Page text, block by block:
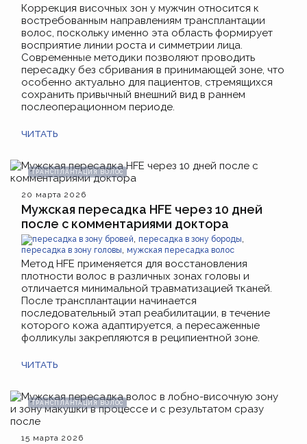
Коррекция височных зон у мужчин относится к
востребованным направлениям трансплантации
волос, поскольку именно эта область формирует
восприятие линии роста и симметрии лица.
Современные методики позволяют проводить
пересадку без сбривания в принимающей зоне, что
особенно актуально для пациентов, стремящихся
сохранить привычный внешний вид в раннем
послеоперационном периоде.
ЧИТАТЬ
ТРАНСПЛАНТАЦИЯ ВОЛОС
20 марта 2026
Мужская пересадка HFE через 10 дней
после с комментариями доктора
пересадка в зону бровей,пересадка в зону бороды,
пересадка в зону головы ,мужская пересадка волос
Метод HFE применяется для восстановления
плотности волос в различных зонах головы и
отличается минимальной травматизацией тканей.
После трансплантации начинается
последовательный этап реабилитации, в течение
которого кожа адаптируется, а пересаженные
фолликулы закрепляются в реципиентной зоне.
ЧИТАТЬ
ТРАНСПЛАНТАЦИЯ ВОЛОС
15 марта 2026